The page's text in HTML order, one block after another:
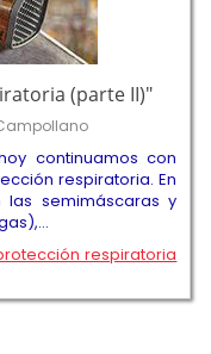
(parte II)"
continuamos con
respiratoria. En
semimáscaras y
respiratoria